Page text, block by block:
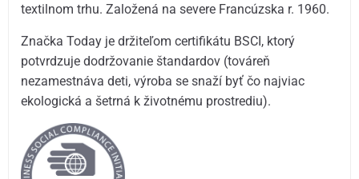
textilnom trhu. Založená na severe Francúzska r. 1960.
Značka Today je držiteľom certifikátu BSCI, ktorý
potvrdzuje dodržovanie štandardov (továreň
nezamestnáva deti, výroba se snaží byť čo najviac
ekologická a šetrná k životnému prostrediu).